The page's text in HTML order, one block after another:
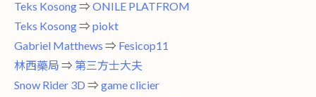
Teks Kosong⇒ ONILE PLATFROM
Teks Kosong⇒ piokt
Gabriel Matthews ⇒ Fesicop11
林西藥局 ⇒ 第三方士大夫
Snow Rider 3D ⇒ game clicier